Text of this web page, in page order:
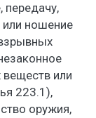
передачу,
или ношение
веществ или
223.1),
оружия,